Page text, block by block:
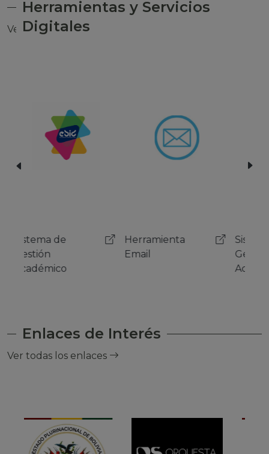
Herramientas y Servicios
Digitales
Ver todas las herramientas
Herramienta
Email
Sistema de
Gestión
Enlaces de Interés
Ver todas los enlaces